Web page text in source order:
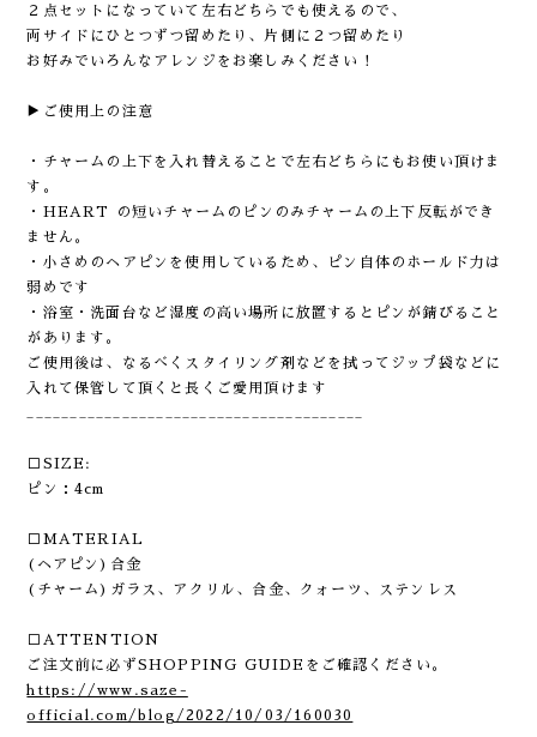
２点セットになっていて左右どちらでも使えるので、
両サイドにひとつずつ留めたり、片側に２つ留めたり
お好みでいろんなアレンジをお楽しみください！
▶︎ご使用上の注意
・チャームの上下を入れ替えることで左右どちらにもお使い頂けま
す。
・HEART の短いチャームのピンのみチャームの上下反転ができ
ません。
・小さめのヘアピンを使用しているため、ピン自体のホールド力は
弱めです
・浴室・洗面台など湿度の高い場所に放置するとピンが錆びること
があります。
ご使用後は、なるべくスタイリング剤などを拭ってジップ袋などに
入れて保管して頂くと長くご愛用頂けます
□SIZE:
ピン：4cm
□MATERIAL
(ヘアピン)合金
(チャーム)ガラス、アクリル、合金、クォーツ、ステンレス
□ATTENTION
ご注文前に必ずSHOPPING GUIDEをご確認ください。
https://www.saze-
official.com/blog/2022/10/03/160030